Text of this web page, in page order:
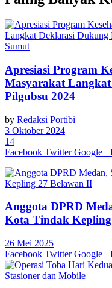
Sumut
Apresiasi Program
Masyarakat
Pilgubsu 2024
by Redaksi Portibi
3 Oktober 2024
14
Facebook Twitter Google+
Anggota DPRD
Kota Tindak
26 Mei 2025
Facebook Twitter Google+